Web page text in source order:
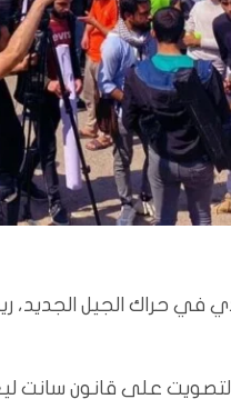
في حراك الجيل الجديد،
على قانون سانت